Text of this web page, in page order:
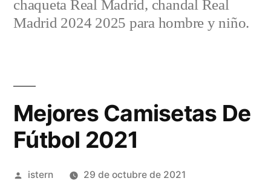
chaqueta Real Madrid, chandal Real
Madrid 2024 2025 para hombre y niño.
Mejores Camisetas De
Fútbol 2021
Publicado
istern 29 de octubre de 2021